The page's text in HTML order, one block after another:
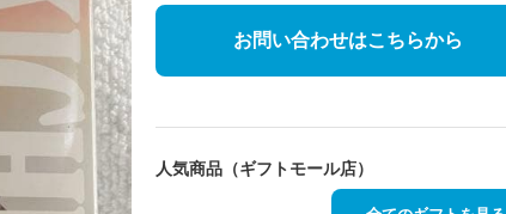
お問い合わせはこちらから
人気商品（ギフトモール店）